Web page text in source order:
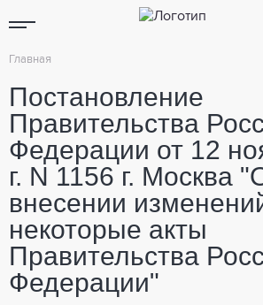
Главная
Постановление
Правительства
Федерации от 12
г. N 1156 г. Москва
внесении
некоторые акты
Правительства
Федерации"